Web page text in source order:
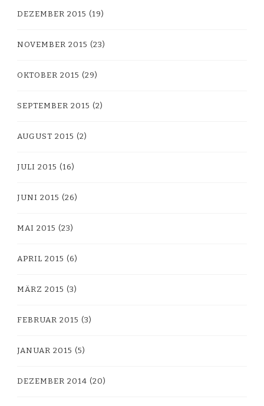
DEZEMBER 2015 (19)
NOVEMBER 2015 (23)
OKTOBER 2015 (29)
SEPTEMBER 2015 (2)
AUGUST 2015 (2)
JULI 2015 (16)
JUNI 2015 (26)
MAI 2015 (23)
APRIL 2015 (6)
MÄRZ 2015 (3)
FEBRUAR 2015 (3)
JANUAR 2015 (5)
DEZEMBER 2014 (20)